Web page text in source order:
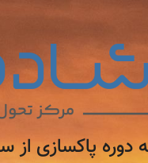
دوره پاکسازی